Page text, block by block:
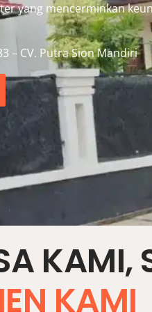
yang mencerminkan
– CV. Putra Sion Mandiri
KAMI,
KAMI